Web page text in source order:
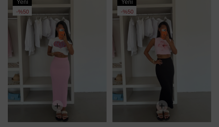
Yeni
Ürün
%50
Yeni
Ürün
%50